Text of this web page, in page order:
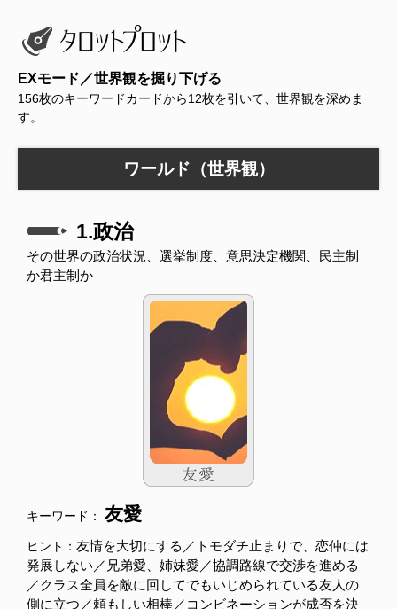
EXモード／世界観を掘り下げる
156枚のキーワードカードから12枚を引いて、世界観を深めま
す。
ワールド（世界観）
1.政治
その世界の政治状況、選挙制度、意思決定機関、民主制
か君主制か
キーワード： 友愛
ヒント： 友情を大切にする／トモダチ止まりで、恋仲には
発展しない／兄弟愛、姉妹愛／協調路線で交渉を進める
／クラス全員を敵に回してでもいじめられている友人の
側に立つ／頼もしい相棒／コンビネーションが成否を決